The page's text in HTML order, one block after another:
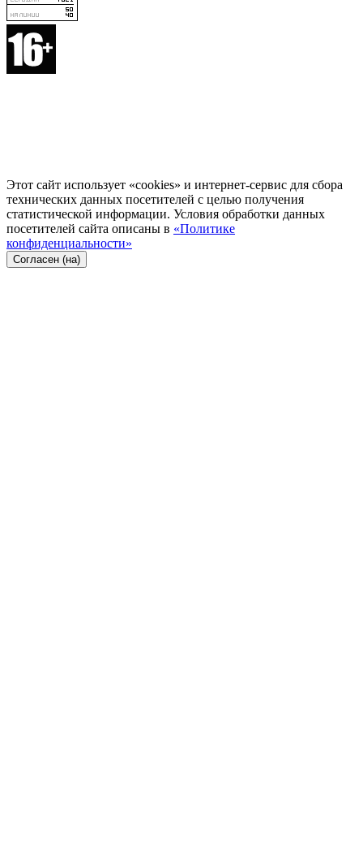
Этот сайт использует «cookies» и интернет-сервис для сбора
технических данных посетителей с целью получения
статистической информации. Условия обработки данных
посетителей сайта описаны в «Политике
конфиденциальности»
Согласен (на)